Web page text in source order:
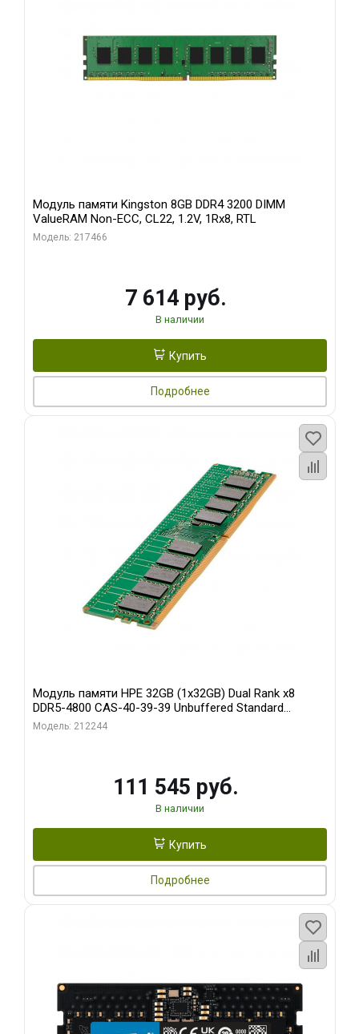
Модуль памяти Kingston 8GB DDR4 3200 DIMM
ValueRAM Non-ECC, CL22, 1.2V, 1Rx8, RTL
Модель: 217466
7 614 руб.
В наличии
Купить
Подробнее
Модуль памяти HPE 32GB (1x32GB) Dual Rank x8
DDR5-4800 CAS-40-39-39 Unbuffered Standard
Memory Kit
Модель: 212244
111 545 руб.
В наличии
Купить
Подробнее